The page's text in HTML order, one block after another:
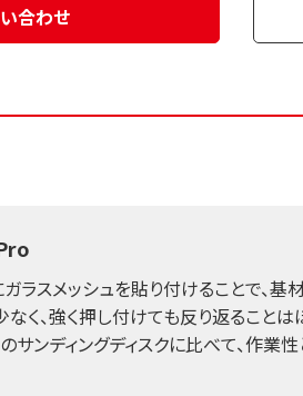
合わせ
ラスメッシュを貼り付けることで、
く、強く押し付けても反り返ること
サンディングディスクに比べて、作業